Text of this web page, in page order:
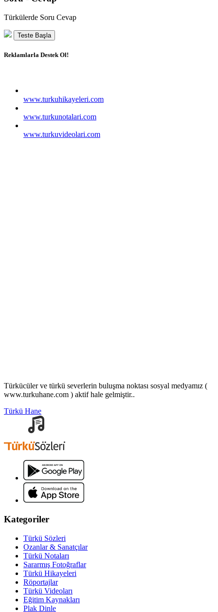
Türkülerde Soru Cevap
Teste Başla
Reklamlarla Destek Ol!
www.turkuhikayeleri.com
www.turkunotalari.com
www.turkuvideolari.com
Türkücüler ve türkü severlerin buluşma noktası sosyal medyamız (
www.turkuhane.com ) aktif hale gelmiştir..
Türkü Hane
Kategoriler
Türkü Sözleri
Ozanlar & Sanatçılar
Türkü Notaları
Sararmış Fotoğraflar
Türkü Hikayeleri
Röportajlar
Türkü Videoları
Eğitim Kaynakları
Plak Dinle